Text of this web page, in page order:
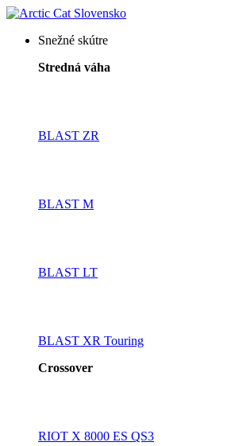
Snežné skútre
Stredná váha
BLAST ZR
BLAST M
BLAST LT
BLAST XR Touring
Crossover
RIOT X 8000 ES QS3